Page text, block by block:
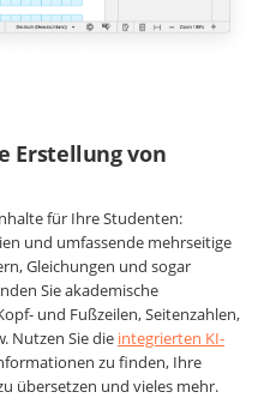
Erstellung von
für Ihre Studenten:
und umfassende mehrseitige
Gleichungen und sogar
Sie akademische
und Fußzeilen, Seitenzahlen,
Nutzen Sie die integrierten KI-
zu finden, Ihre
übersetzen und vieles mehr.